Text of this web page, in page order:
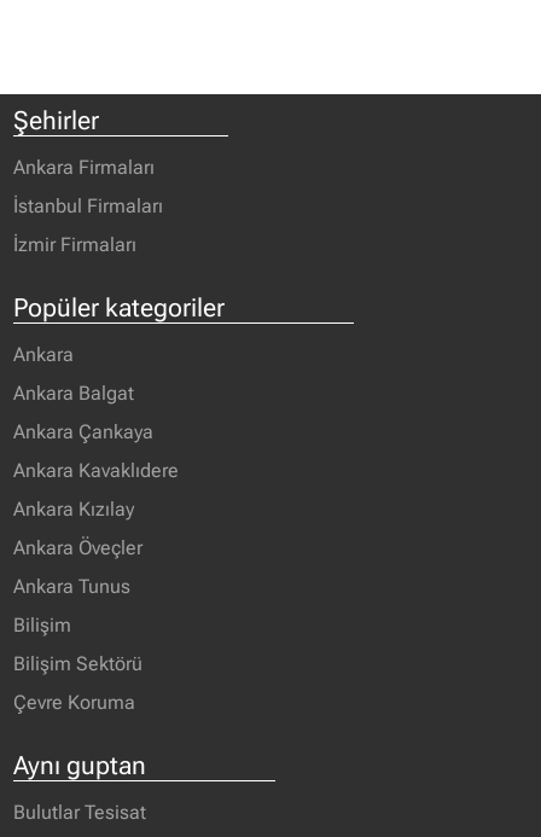
Şehirler
Ankara Firmaları
İstanbul Firmaları
İzmir Firmaları
Popüler kategoriler
Ankara
Ankara Balgat
Ankara Çankaya
Ankara Kavaklıdere
Ankara Kızılay
Ankara Öveçler
Ankara Tunus
Bilişim
Bilişim Sektörü
Çevre Koruma
Aynı guptan
Bulutlar Tesisat